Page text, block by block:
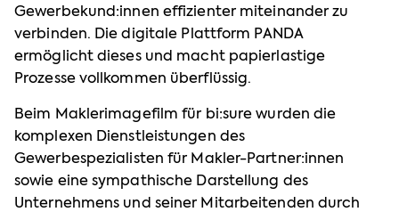
Gewerbekund:innen effizienter miteinander zu
verbinden. Die digitale Plattform PANDA
ermöglicht dieses und macht papierlastige
Prozesse vollkommen überflüssig.
Beim Maklerimagefilm für bi:sure wurden die
komplexen Dienstleistungen des
Gewerbespezialisten für Makler-Partner:innen
sowie eine sympathische Darstellung des
Unternehmens und seiner Mitarbeitenden durch